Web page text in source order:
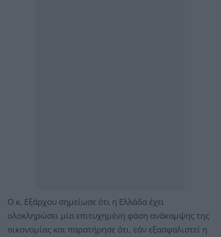
Ο κ. Εξάρχου σημείωσε ότι η Ελλάδα έχει
ολοκληρώσει μία επιτυχημένη φάση ανάκαμψης της
οικονομίας και παρατήρησε ότι, εάν εξασφαλιστεί η